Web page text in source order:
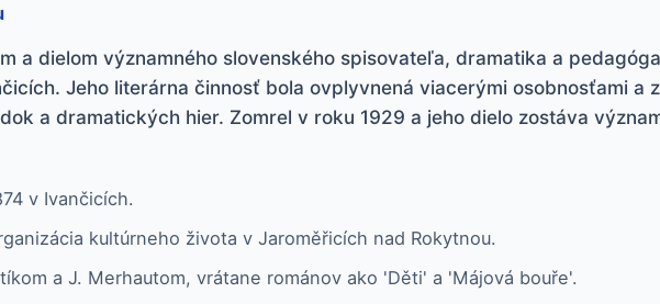
a dielom významného slovenského spisovateľa, dramatika a
Jeho literárna činnosť bola ovplyvnená viacerými osobnosťami a
a dramatických hier. Zomrel v roku 1929 a jeho dielo zostáva
v Ivančicích.
kultúrneho života v Jaroměřicích nad Rokytnou.
a J. Merhautom, vrátane románov ako 'Děti' a 'Májová bouře'.